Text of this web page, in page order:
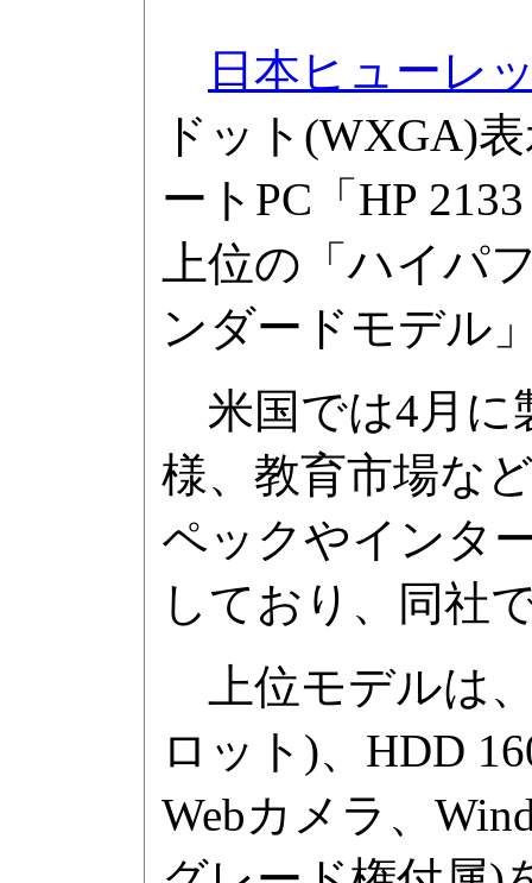
日本ヒューレ
ドット(WXGA)
ートPC「HP
上位の「ハイパ
ンダードモデル
米国では4月に
様、教育市場な
ペックやインタ
しており、同社
上位モデルは、
ロット)、HDD
Webカメラ、